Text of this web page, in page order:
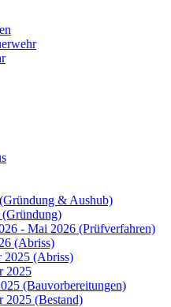
& Aushub)
- Mai 2026 (Prüfverfahren)
(Abriss)
2025 (Abriss)
2025
(Bauvorbereitungen)
2025 (Bestand)